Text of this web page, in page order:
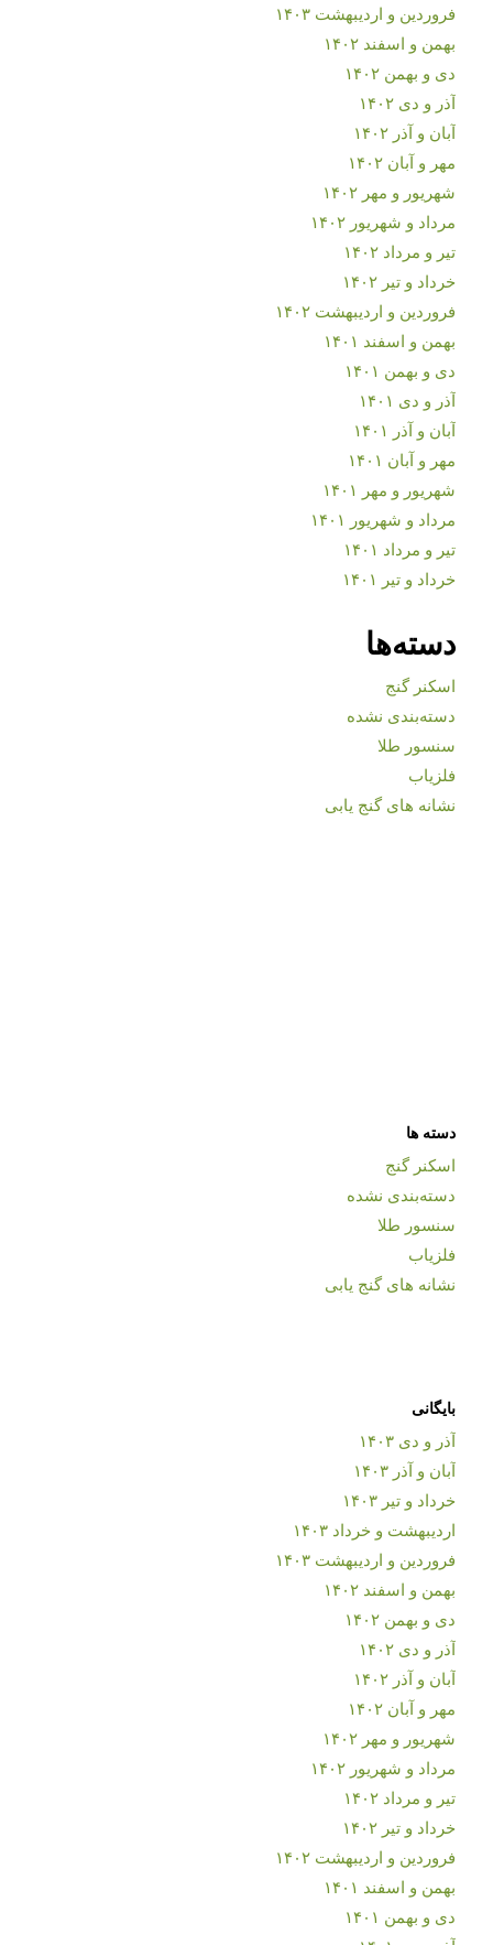
فروردین و اردیبهشت ۱۴۰۳
بهمن و اسفند ۱۴۰۲
دی و بهمن ۱۴۰۲
آذر و دی ۱۴۰۲
آبان و آذر ۱۴۰۲
مهر و آبان ۱۴۰۲
شهریور و مهر ۱۴۰۲
مرداد و شهریور ۱۴۰۲
تیر و مرداد ۱۴۰۲
خرداد و تیر ۱۴۰۲
فروردین و اردیبهشت ۱۴۰۲
بهمن و اسفند ۱۴۰۱
دی و بهمن ۱۴۰۱
آذر و دی ۱۴۰۱
آبان و آذر ۱۴۰۱
مهر و آبان ۱۴۰۱
شهریور و مهر ۱۴۰۱
مرداد و شهریور ۱۴۰۱
تیر و مرداد ۱۴۰۱
خرداد و تیر ۱۴۰۱
دسته‌ها
اسکنر گنج
دسته‌بندی نشده
سنسور طلا
فلزیاب
نشانه های گنج یابی
دسته ها
اسکنر گنج
دسته‌بندی نشده
سنسور طلا
فلزیاب
نشانه های گنج یابی
بایگانی
آذر و دی ۱۴۰۳
آبان و آذر ۱۴۰۳
خرداد و تیر ۱۴۰۳
اردیبهشت و خرداد ۱۴۰۳
فروردین و اردیبهشت ۱۴۰۳
بهمن و اسفند ۱۴۰۲
دی و بهمن ۱۴۰۲
آذر و دی ۱۴۰۲
آبان و آذر ۱۴۰۲
مهر و آبان ۱۴۰۲
شهریور و مهر ۱۴۰۲
مرداد و شهریور ۱۴۰۲
تیر و مرداد ۱۴۰۲
خرداد و تیر ۱۴۰۲
فروردین و اردیبهشت ۱۴۰۲
بهمن و اسفند ۱۴۰۱
دی و بهمن ۱۴۰۱